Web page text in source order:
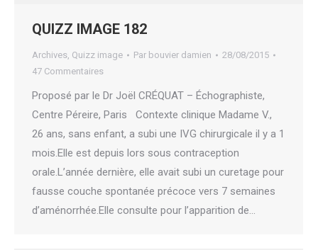
QUIZZ IMAGE 182
Archives, Quizz image Par bouvier damien
28/08/2015
47 Commentaires
Proposé par le Dr Joël CRÉQUAT – Échographiste,
Centre Péreire, Paris Contexte clinique Madame V.,
26 ans, sans enfant, a subi une IVG chirurgicale il y a 1
mois.Elle est depuis lors sous contraception
orale.L’année dernière, elle avait subi un curetage pour
fausse couche spontanée précoce vers 7 semaines
d’aménorrhée.Elle consulte pour l’apparition de…